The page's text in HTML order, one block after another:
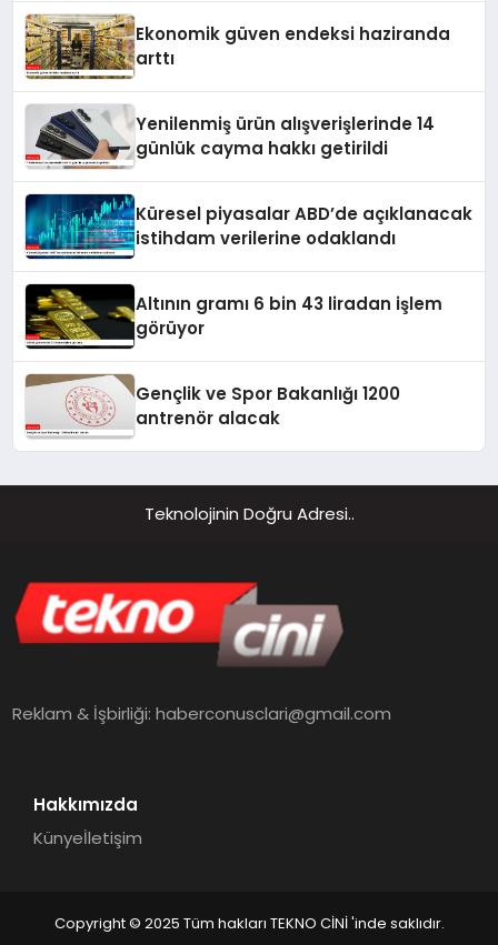
Ekonomik güven endeksi haziranda
arttı
Yenilenmiş ürün alışverişlerinde 14
günlük cayma hakkı getirildi
Küresel piyasalar ABD’de açıklanacak
istihdam verilerine odaklandı
Altının gramı 6 bin 43 liradan işlem
görüyor
Gençlik ve Spor Bakanlığı 1200
antrenör alacak
Teknolojinin Doğru Adresi..
Reklam & İşbirliği:haberconusclari@gmail.com
Hakkımızda
Künyeİletişim
Copyright © 2025 Tüm hakları TEKNO CİNİ 'inde saklıdır.